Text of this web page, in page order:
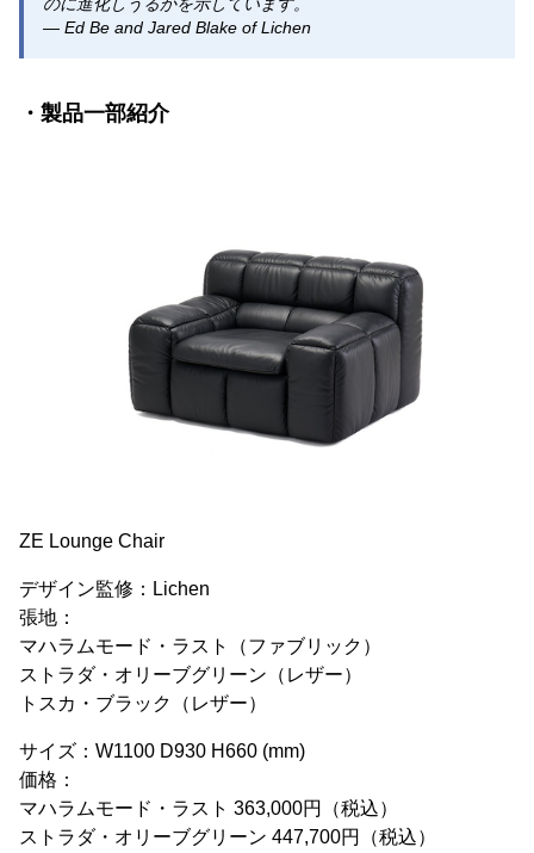
— Ed Be and Jared Blake of Lichen
・製品一部紹介
ZE Lounge Chair
デザイン監修：Lichen
張地：
マハラムモード・ラスト（ファブリック）
ストラダ・オリーブグリーン（レザー）
トスカ・ブラック（レザー）
サイズ：W1100 D930 H660 (mm)
価格：
マハラムモード・ラスト 363,000円（税込）
ストラダ・オリーブグリーン 447,700円（税込）